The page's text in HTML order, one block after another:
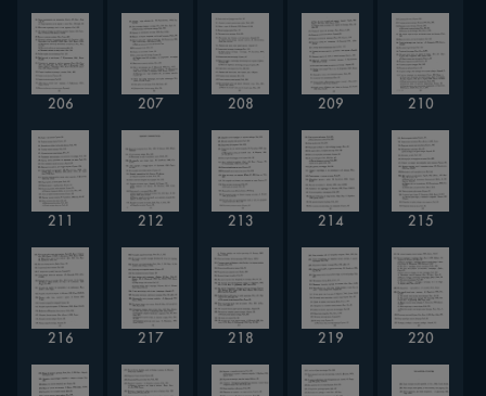
206 207 208 209 210
211 212 213 214 215
216 217 218 219 220